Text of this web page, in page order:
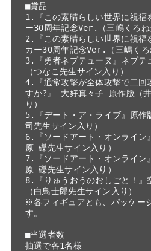
■賞品
1.『この素晴らしい世界に祝福
ー30周年記念Ver.（三嶋くろね
2.『この素晴らしい世界に祝福
カー30周年記念Ver.（三嶋くろ
3.『勇者ネプテューヌ』ネプ
（つなこ先生サイン入り）
4.『通常攻撃が全体攻撃で二回
すか?』 大好真々子 原作版（
り）
5.『デート・ア・ライブ』原
司先生サイン入り）
6.『ソードアート・オンライ
原 礫先生サイン入り）
7.『ソードアート・オンライ
原 礫先生サイン入り）
8.『りゅうおうのおしごと！
（白鳥士郎先生サイン入り）
※各フィギュアとも、パッケー
す。
■当選者数
抽選で各1名様